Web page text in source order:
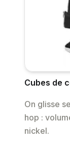
Cubes de
On glisse
hop :
nickel.